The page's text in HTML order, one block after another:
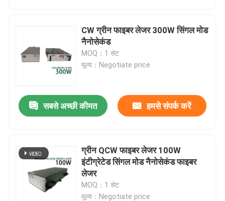
CW ग्रीन फाइबर लेजर 300W सिंगल मोड
नैनोसेकंड
MOQ：1 सेट
मूल्य：Negotiate price
सबसे अच्छी कीमत हमसे संपर्क करें
ग्रीन QCW फाइबर लेजर 100W
इंटीग्रेटेड सिंगल मोड नैनोसेकंड फाइबर
लेजर
MOQ：1 सेट
मूल्य：Negotiate price